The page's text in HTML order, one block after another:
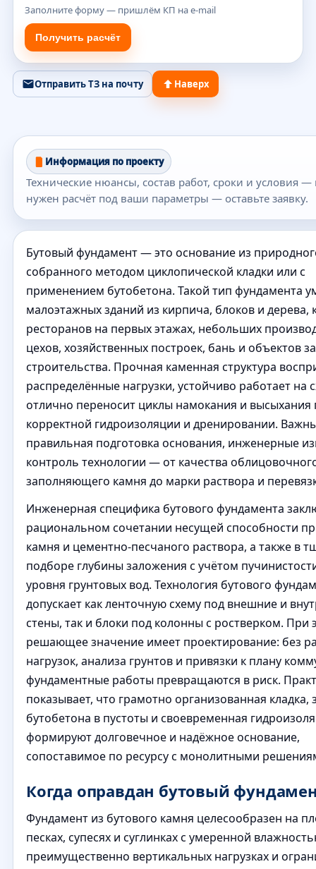
Заполните форму — пришлём КП на e-mail
Получить расчёт
Отправить ТЗ на почту Наверх
Информация по проекту
Технические нюансы, состав работ, сроки и условия
нужен расчёт под ваши параметры — оставьте заявку.
Бутовый фундамент — это основание из
собранного методом циклопической кладки или с
применением бутобетона. Такой тип фундамента
малоэтажных зданий из кирпича, блоков и дерева,
ресторанов на первых этажах, небольших
цехов, хозяйственных построек, бань и объектов
строительства. Прочная каменная структура
распределённые нагрузки, устойчиво работает на
отлично переносит циклы намокания и высыхания
корректной гидроизоляции и дренировании.
правильная подготовка основания, инженерные
контроль технологии — от качества
заполняющего камня до марки раствора и
Инженерная специфика бутового фундамента
рациональном сочетании несущей способности
камня и цементно-песчаного раствора, а также в
подборе глубины заложения с учётом
уровня грунтовых вод. Технология бутового
допускает как ленточную схему под внешние и
стены, так и блоки под колонны с ростверком. При
решающее значение имеет проектирование: без
нагрузок, анализа грунтов и привязки к плану
фундаментные работы превращаются в риск.
показывает, что грамотно организованная кладка,
бутобетона в пустоты и своевременная
формируют долговечное и надёжное основание,
сопоставимое по ресурсу с монолитными
Когда оправдан бутовый
Фундамент из бутового камня целесообразен на
песках, супесях и суглинках с умеренной
преимущественно вертикальных нагрузках и